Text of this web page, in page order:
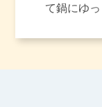
て鍋にゆ